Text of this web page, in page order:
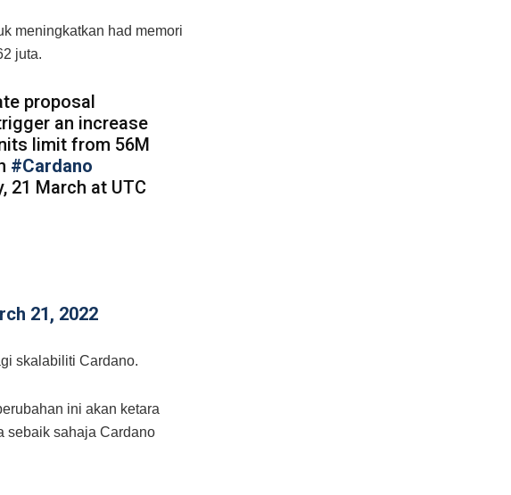
meningkatkan had memori
juta.
proposal
an increase
limit from 56M
#Cardano
21 March at UTC
21, 2022
skalabiliti Cardano.
ini akan ketara
sebaik sahaja Cardano